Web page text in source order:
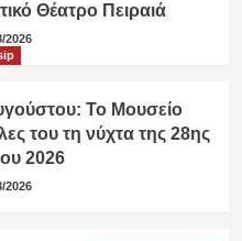
Θέατρο Πειραιά
2026
Το Μουσείο
του τη νύχτα της 28ης
2026
2026